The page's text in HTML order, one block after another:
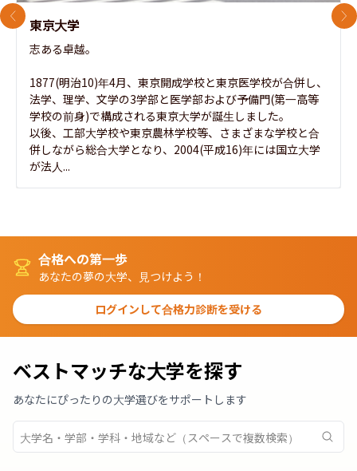
東京大学
志ある卓越。
1877(明治10)年4月、東京開成学校と東京医学校が合併し、
法学、理学、文学の3学部と医学部および予備門(第一高等
学校の前身)で構成される東京大学が誕生しました。
以後、工部大学校や東京農林学校等、さまざまな学校と合
併しながら総合大学となり、2004(平成16)年には国立大学
が法人...
前のスライド 次
合格への第一歩
あなたの夢の大学、見つけよう！
ログインして合格力診断を受ける
ベストマッチな大学を探す
あなたにぴったりの大学選びをサポートします